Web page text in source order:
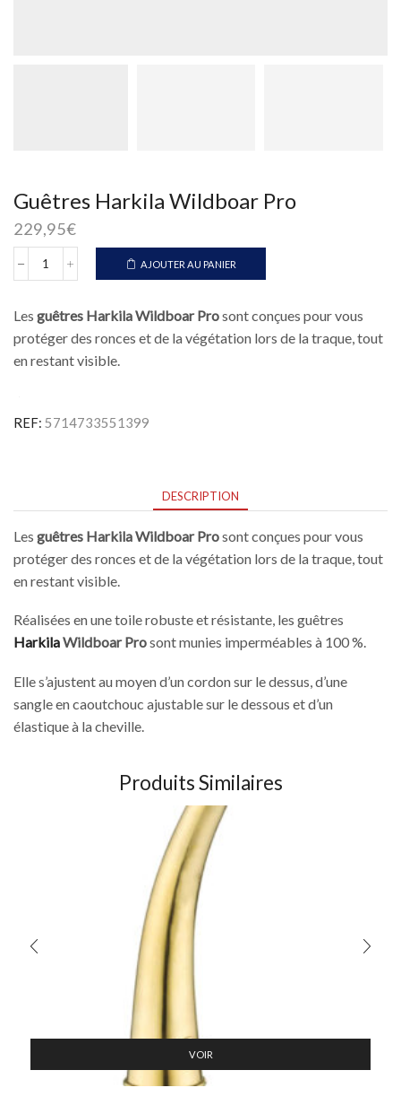
Guêtres Harkila Wildboar Pro
229,95€
quantité
Harkila
Wildboar
Pro
AJOUTER AU PANIER
Les guêtres Harkila Wildboar Prosont conçues pour vous
protéger des ronces et de la végétation lors de la traque, tout
en restant visible.
REF: 5714733551399
DESCRIPTION
Les guêtres Harkila Wildboar Prosont conçues pour vous
protéger des ronces et de la végétation lors de la traque, tout
en restant visible.
Réalisées en une toile robuste et résistante, les guêtres
HarkilaWildboar Prosont munies imperméables à 100 %.
Elle s’ajustent au moyen d’un cordon sur le dessus, d’une
sangle en caoutchouc ajustable sur le dessous et d’un
élastique à la cheville.
Produits Similaires
VOIR